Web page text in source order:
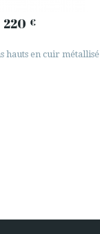
220 €
hauts en cuir métallisé